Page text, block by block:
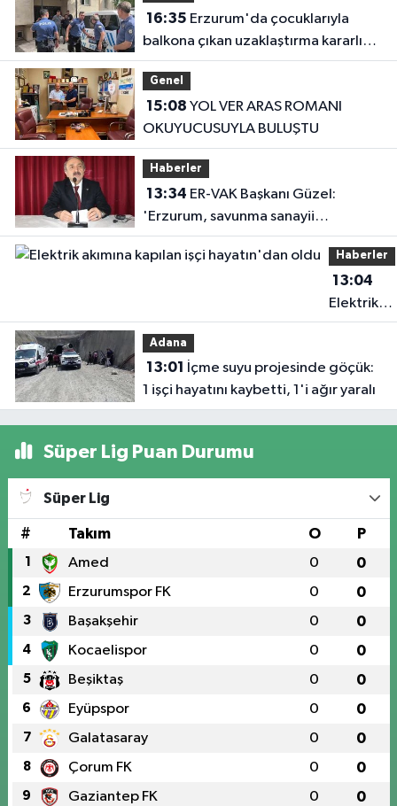
16:35
balkona çıkan uzaklaştırma kararlı
koca ikna edildi
Genel
15:08
OKUYUCUSUYLA BULUŞTU
Haberler
13:34
'Erzurum, savunma sanayii
ekosistemine daha güçlü şekilde
dâhil edilmeli'
Haberler
13:04
Elektrik
akımına
oldu
Adana
13:01
1 işçi hayatını kaybetti, 1'i ağır yaralı
Süper Lig Puan Durumu
Süper Lig
# Takım O P
1 Amed 0 0
2 Erzurumspor FK 0 0
3 Başakşehir 0 0
4 Kocaelispor 0 0
5 Beşiktaş 0 0
6 Eyüpspor 0 0
7 Galatasaray 0 0
8 Çorum FK 0 0
9 Gaziantep FK 0 0